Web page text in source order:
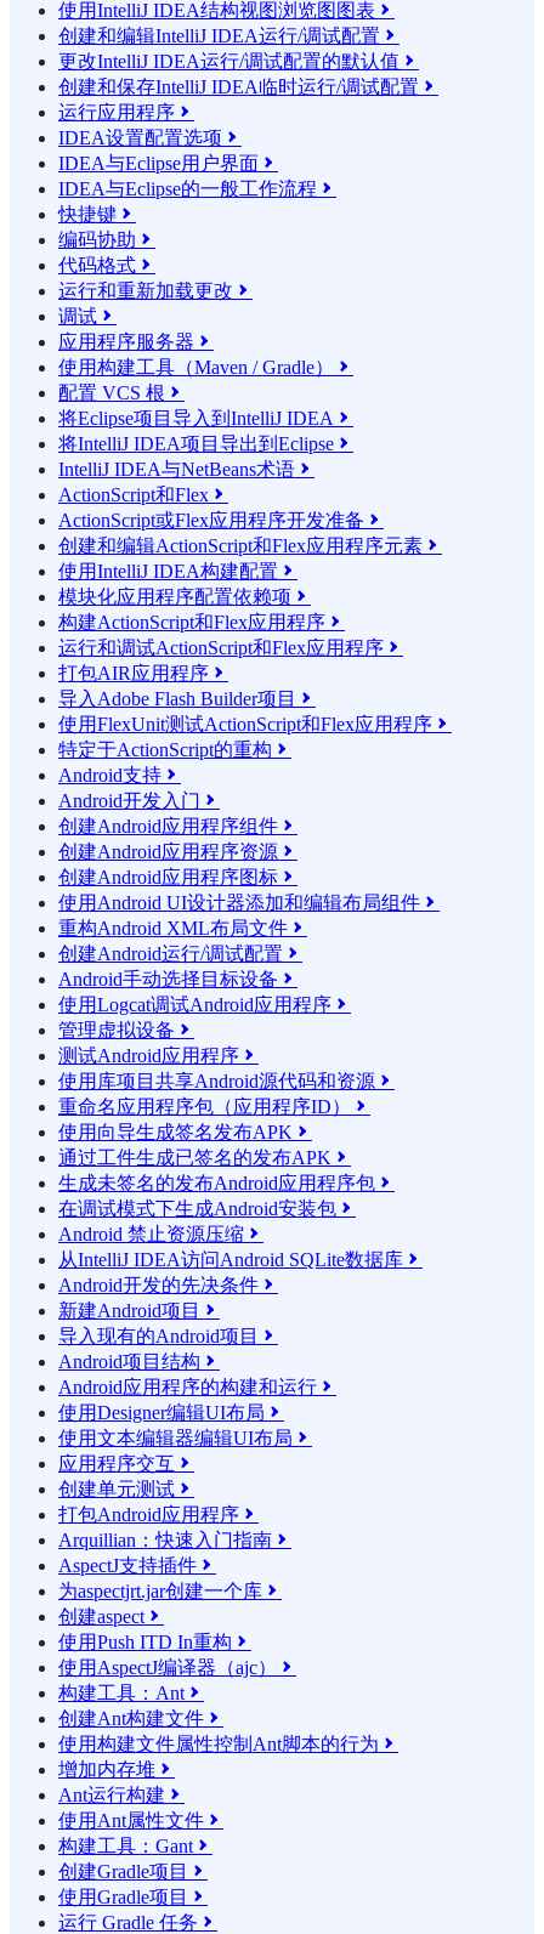
使用IntelliJ IDEA结构视图浏览图图表 
创建和编辑IntelliJ IDEA运行/调试配置 
更改IntelliJ IDEA运行/调试配置的默认值 
创建和保存IntelliJ IDEA临时运行/调试配置 
运行应用程序 
IDEA设置配置选项 
IDEA与Eclipse用户界面 
IDEA与Eclipse的一般工作流程 
快捷键 
编码协助 
代码格式 
运行和重新加载更改 
调试 
应用程序服务器 
使用构建工具（Maven / Gradle） 
配置 VCS 根 
将Eclipse项目导入到IntelliJ IDEA 
将IntelliJ IDEA项目导出到Eclipse 
IntelliJ IDEA与NetBeans术语 
ActionScript和Flex 
ActionScript或Flex应用程序开发准备 
创建和编辑ActionScript和Flex应用程序元素 
使用IntelliJ IDEA构建配置 
模块化应用程序配置依赖项 
构建ActionScript和Flex应用程序 
运行和调试ActionScript和Flex应用程序 
打包AIR应用程序 
导入Adobe Flash Builder项目 
使用FlexUnit测试ActionScript和Flex应用程序 
特定于ActionScript的重构 
Android支持 
Android开发入门 
创建Android应用程序组件 
创建Android应用程序资源 
创建Android应用程序图标 
使用Android UI设计器添加和编辑布局组件 
重构Android XML布局文件 
创建Android运行/调试配置 
Android手动选择目标设备 
使用Logcat调试Android应用程序 
管理虚拟设备 
测试Android应用程序 
使用库项目共享Android源代码和资源 
重命名应用程序包（应用程序ID） 
使用向导生成签名发布APK 
通过工件生成已签名的发布APK 
生成未签名的发布Android应用程序包 
在调试模式下生成Android安装包 
Android 禁止资源压缩 
从IntelliJ IDEA访问Android SQLite数据库 
Android开发的先决条件 
新建Android项目 
导入现有的Android项目 
Android项目结构 
Android应用程序的构建和运行 
使用Designer编辑UI布局 
使用文本编辑器编辑UI布局 
应用程序交互 
创建单元测试 
打包Android应用程序 
Arquillian：快速入门指南 
AspectJ支持插件 
为aspectjrt.jar创建一个库 
创建aspect 
使用Push ITD In重构 
使用AspectJ编译器（ajc） 
构建工具：Ant 
创建Ant构建文件 
使用构建文件属性控制Ant脚本的行为 
增加内存堆 
Ant运行构建 
使用Ant属性文件 
构建工具：Gant 
创建Gradle项目 
使用Gradle项目 
运行 Gradle 任务 